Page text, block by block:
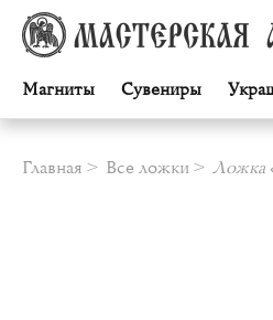
Магниты Сувениры
Главная Все ложки Ложка